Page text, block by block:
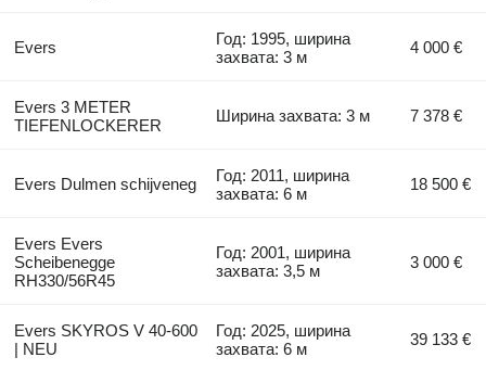
Evers
Год: 1995, ширина
захвата: 3 м
4 000 €
Evers 3 METER
TIEFENLOCKERER
Ширина захвата: 3 м 7 378 €
Evers Dulmen schijveneg
Год: 2011, ширина
захвата: 6 м
18 500 €
Evers Evers
Scheibenegge
RH330/56R45
Год: 2001, ширина
захвата: 3,5 м
3 000 €
Evers SKYROS V 40-600
| NEU
Год: 2025, ширина
захвата: 6 м
39 133 €